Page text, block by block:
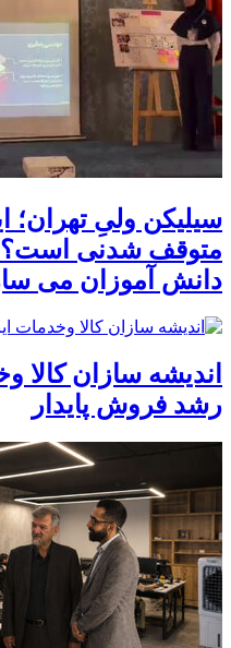
متوقف شدنی است؟ /
دانش آموزان می
اندیشه سازان کالا
رشد فروش پایدار